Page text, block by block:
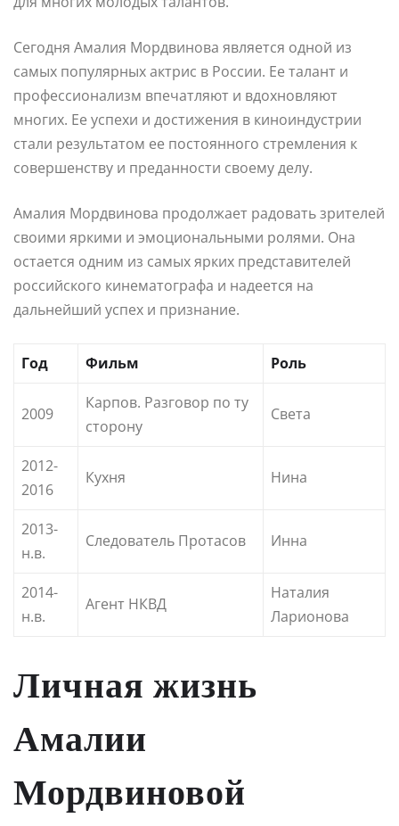
Сегодня Амалия Мордвинова является одной из
самых популярных актрис в России. Ее талант и
профессионализм впечатляют и вдохновляют
многих. Ее успехи и достижения в киноиндустрии
стали результатом ее постоянного стремления к
совершенству и преданности своему делу.
Амалия Мордвинова продолжает радовать зрителей
своими яркими и эмоциональными ролями. Она
остается одним из самых ярких представителей
российского кинематографа и надеется на
дальнейший успех и признание.
Год Фильм Роль
2009
Карпов. Разговор по ту
сторону
Света
2012-
2016
Кухня Нина
2013-
н.в.
Следователь Протасов Инна
2014-
н.в.
Агент НКВД
Наталия
Ларионова
Личная жизнь
Амалии
Мордвиновой